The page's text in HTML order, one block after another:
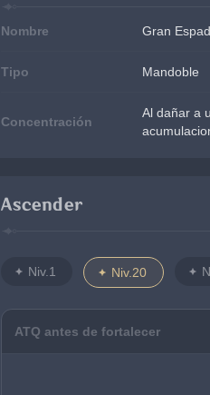
Nombre Gran
Tipo Mandoble
Concentración
Al dañar a
Ascender
Niv.1 Niv.20
ATQ antes de fortalecer